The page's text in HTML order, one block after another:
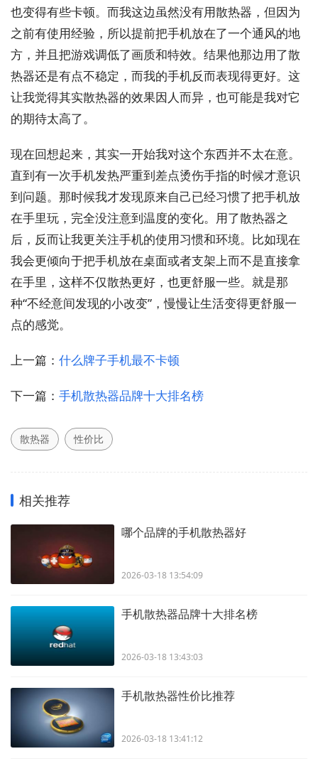
也变得有些卡顿。而我这边虽然没有用散热器，但因为
之前有使用经验，所以提前把手机放在了一个通风的地
方，并且把游戏调低了画质和特效。结果他那边用了散
热器还是有点不稳定，而我的手机反而表现得更好。这
让我觉得其实散热器的效果因人而异，也可能是我对它
的期待太高了。
现在回想起来，其实一开始我对这个东西并不太在意。
直到有一次手机发热严重到差点烫伤手指的时候才意识
到问题。那时候我才发现原来自己已经习惯了把手机放
在手里玩，完全没注意到温度的变化。用了散热器之
后，反而让我更关注手机的使用习惯和环境。比如现在
我会更倾向于把手机放在桌面或者支架上而不是直接拿
在手里，这样不仅散热更好，也更舒服一些。就是那
种“不经意间发现的小改变”，慢慢让生活变得更舒服一
点的感觉。
上一篇： 什么牌子手机最不卡顿
下一篇： 手机散热器品牌十大排名榜
散热器 性价比
相关推荐
哪个品牌的手机散热器好
2026-03-18 13:54:09
手机散热器品牌十大排名榜
2026-03-18 13:43:03
手机散热器性价比推荐
2026-03-18 13:41:12